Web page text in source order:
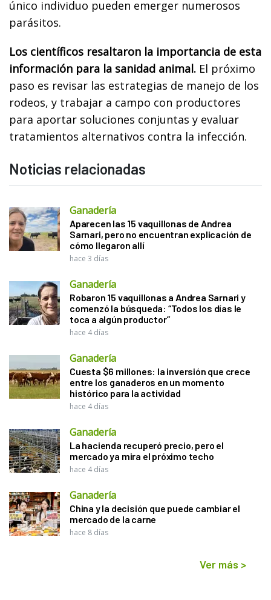
único individuo pueden emerger numerosos
parásitos.
Los científicos resaltaron la importancia de esta
información para la sanidad animal. El próximo
paso es revisar las estrategias de manejo de los
rodeos, y trabajar a campo con productores
para aportar soluciones conjuntas y evaluar
tratamientos alternativos contra la infección.
Noticias relacionadas
Ganadería
Aparecen las 15 vaquillonas de Andrea
Sarnari, pero no encuentran explicación de
cómo llegaron allí
hace 3 días
Ganadería
Robaron 15 vaquillonas a Andrea Sarnari y
comenzó la búsqueda: “Todos los días le
toca a algún productor”
hace 4 días
Ganadería
Cuesta $6 millones: la inversión que crece
entre los ganaderos en un momento
histórico para la actividad
hace 4 días
Ganadería
La hacienda recuperó precio, pero el
mercado ya mira el próximo techo
hace 4 días
Ganadería
China y la decisión que puede cambiar el
mercado de la carne
hace 8 días
Ver más >